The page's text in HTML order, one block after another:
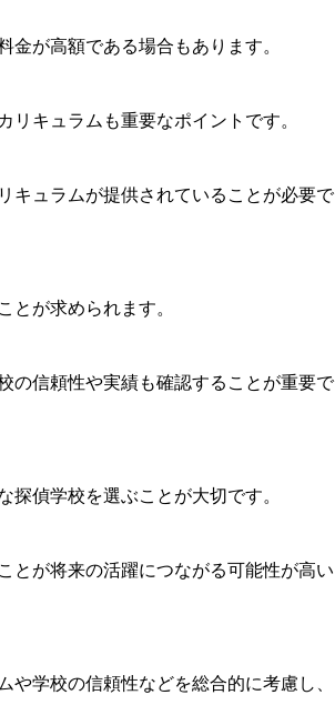
が高額である場合もあります。
キュラムも重要なポイントです。
キュラムが提供されていることが必要で
とが求められます。
の信頼性や実績も確認することが重要で
偵学校を選ぶことが大切です。
とが将来の活躍につながる可能性が高い
学校の信頼性などを総合的に考慮し、